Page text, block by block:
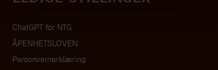
ChatGPT for NTG
ÅPENHETSLOVEN
Personvern­erklæring